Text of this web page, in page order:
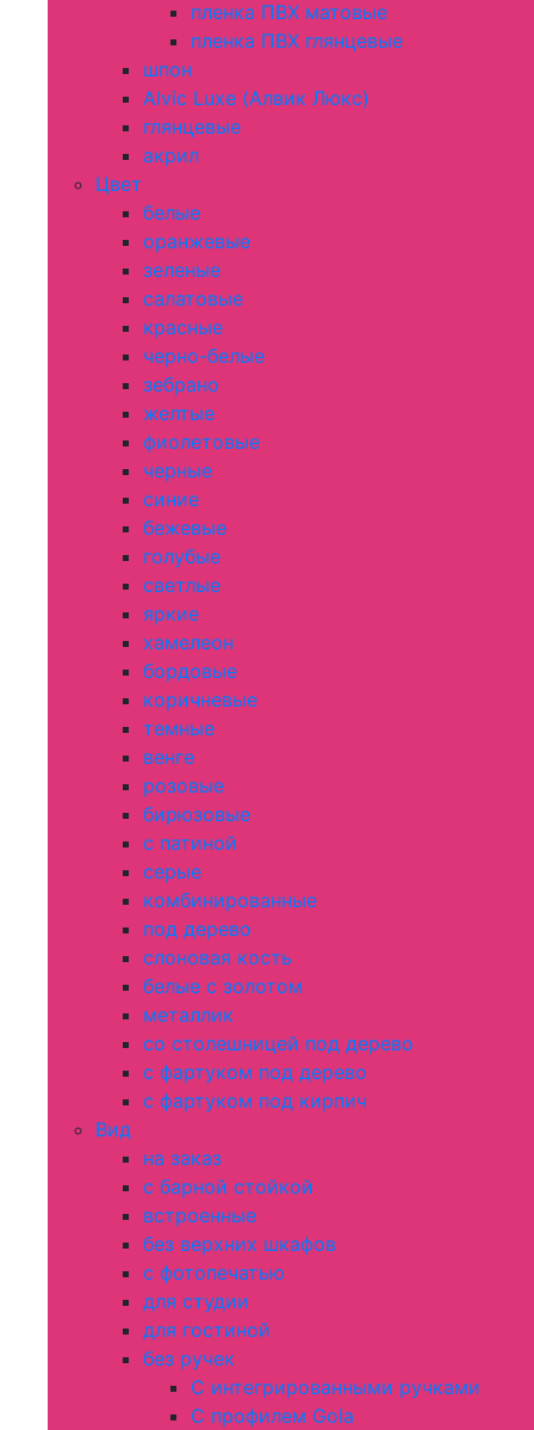
пленка ПВХ матовые
пленка ПВХ глянцевые
шпон
Alvic Luxe (Алвик Люкс)
глянцевые
акрил
Цвет
белые
оранжевые
зеленые
салатовые
красные
черно-белые
зебрано
желтые
фиолетовые
черные
синие
бежевые
голубые
светлые
яркие
хамелеон
бордовые
коричневые
темные
венге
розовые
бирюзовые
с патиной
серые
комбинированные
под дерево
слоновая кость
белые с золотом
металлик
со столешницей под дерево
с фартуком под дерево
с фартуком под кирпич
Вид
на заказ
с барной стойкой
встроенные
без верхних шкафов
с фотопечатью
для студии
для гостиной
без ручек
С интегрированными ручками
С профилем Gola